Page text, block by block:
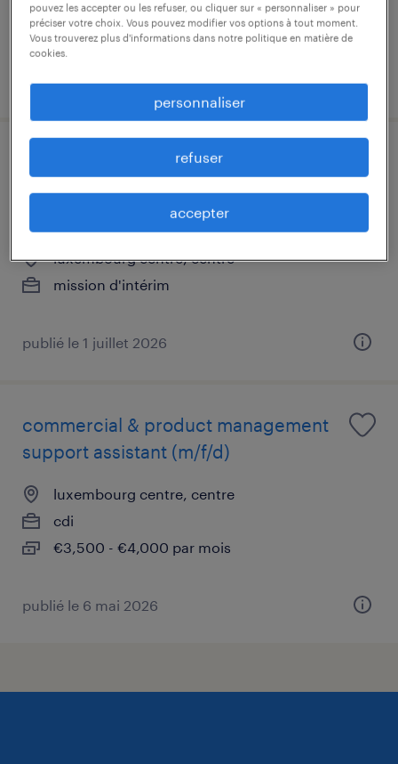
publié le 7 août 2026
éducateur/ aide-éducateur (h/f/x) –
trilingue néerlandais français et
luxembourg centre, centre
mission d'intérim
publié le 1 juillet 2026
commercial & product management
support assistant (m/f/d)
luxembourg centre, centre
cdi
€3,500 - €4,000 par mois
publié le 6 mai 2026
pouvez les accepter ou les refuser, ou cliquer sur « personnaliser » pour
préciser votre choix. Vous pouvez modifier vos options à tout moment.
Vous trouverez plus d'informations dans notre politique en matière de
cookies.
personnaliser
refuser
accepter